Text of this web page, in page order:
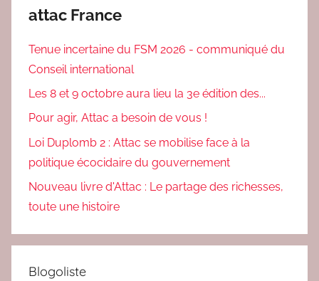
attac France
Tenue incertaine du FSM 2026 - communiqué du
Conseil international
Les 8 et 9 octobre aura lieu la 3e édition des...
Pour agir, Attac a besoin de vous !
Loi Duplomb 2 : Attac se mobilise face à la
politique écocidaire du gouvernement
Nouveau livre d'Attac : Le partage des richesses,
toute une histoire
Blogoliste